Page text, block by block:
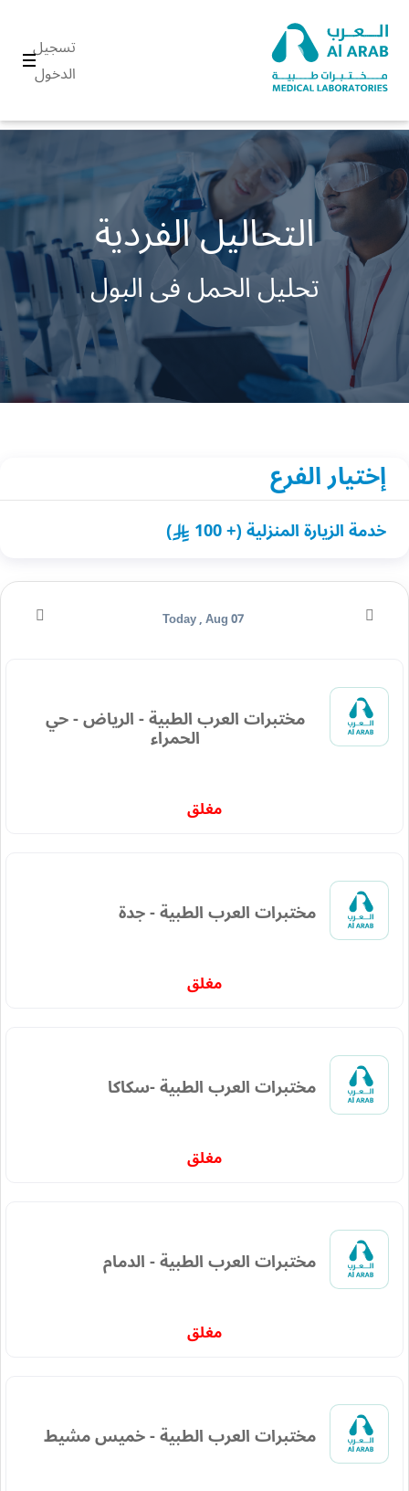
تسجيل
الدخول
التحاليل الفردية
تحليل الحمل فى البول
إختيار الفرع
خدمة الزيارة المنزلية (+ 100 )
مختبرات العرب الطبية - الرياض - حي
الحمراء
مغلق
مختبرات العرب الطبية - جدة
مغلق
مختبرات العرب الطبية -سكاكا
مغلق
مختبرات العرب الطبية - الدمام
مغلق
مختبرات العرب الطبية - خميس مشيط